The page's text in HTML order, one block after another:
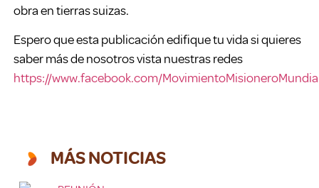
obra en tierras suizas.
Espero que esta publicación edifique tu vida si quieres
saber más de nosotros vista nuestras redes
https://www.facebook.com/
MÁS NOTICIAS